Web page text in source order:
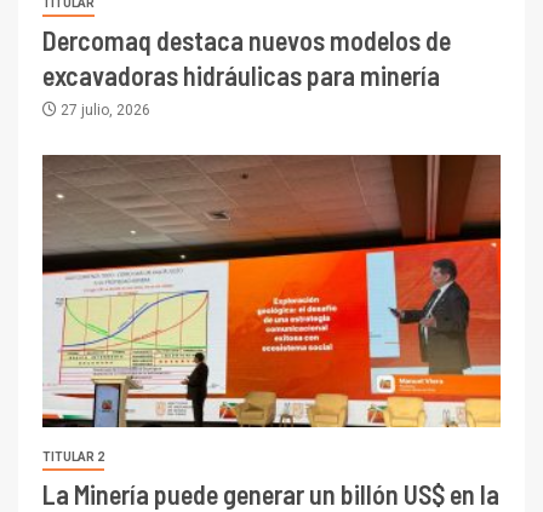
TITULAR
Dercomaq destaca nuevos modelos de
excavadoras hidráulicas para minería
27 julio, 2026
TITULAR 2
La Minería puede generar un billón US$ en la